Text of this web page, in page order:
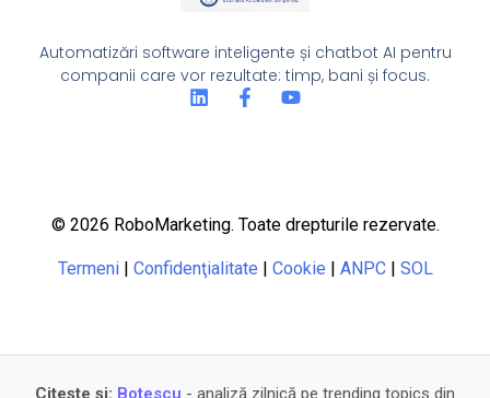
Automatizări software inteligente și chatbot AI pentru
companii care vor rezultate: timp, bani și focus.
© 2026 RoboMarketing. Toate drepturile rezervate.
Termeni| Confidenţialitate | Cookie | ANPC| SOL
Citește și: Botescu - analiză zilnică pe trending topics din